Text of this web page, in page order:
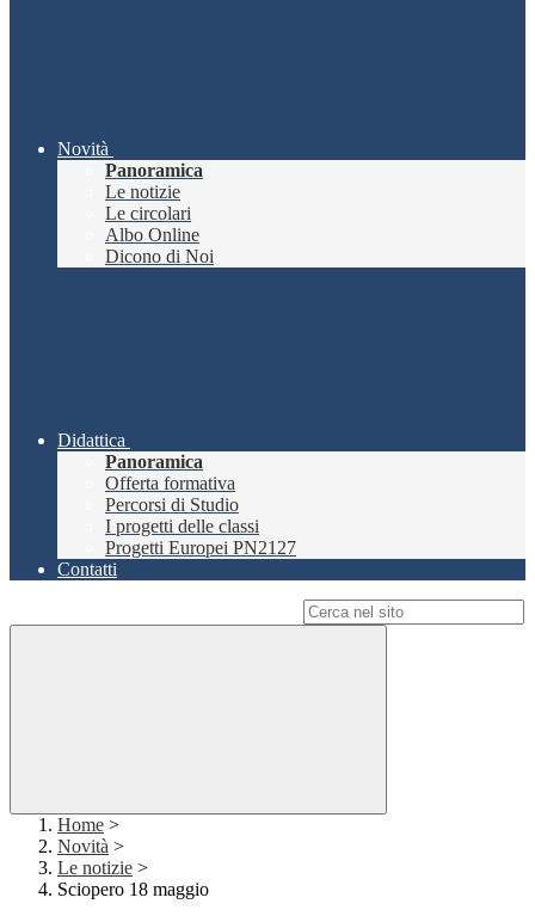
Novità
Panoramica
Le notizie
Le circolari
Albo Online
Dicono di Noi
Didattica
Panoramica
Offerta formativa
Percorsi di Studio
I progetti delle classi
Progetti Europei PN2127
Contatti
Home >
Novità >
Le notizie >
Sciopero 18 maggio